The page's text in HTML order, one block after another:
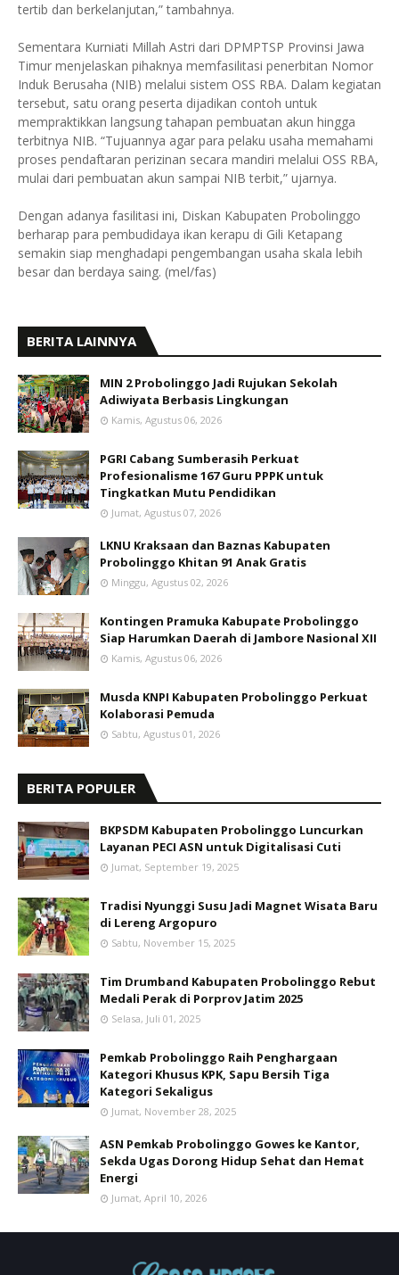
tertib dan berkelanjutan,” tambahnya.
Sementara Kurniati Millah Astri dari DPMPTSP Provinsi Jawa
Timur menjelaskan pihaknya memfasilitasi penerbitan Nomor
Induk Berusaha (NIB) melalui sistem OSS RBA. Dalam kegiatan
tersebut, satu orang peserta dijadikan contoh untuk
mempraktikkan langsung tahapan pembuatan akun hingga
terbitnya NIB. “Tujuannya agar para pelaku usaha memahami
proses pendaftaran perizinan secara mandiri melalui OSS RBA,
mulai dari pembuatan akun sampai NIB terbit,” ujarnya.
Dengan adanya fasilitasi ini, Diskan Kabupaten Probolinggo
berharap para pembudidaya ikan kerapu di Gili Ketapang
semakin siap menghadapi pengembangan usaha skala lebih
besar dan berdaya saing. (mel/fas)
BERITA LAINNYA
MIN 2 Probolinggo Jadi Rujukan Sekolah
Adiwiyata Berbasis Lingkungan
Kamis, Agustus 06, 2026
PGRI Cabang Sumberasih Perkuat
Profesionalisme 167 Guru PPPK untuk
Tingkatkan Mutu Pendidikan
Jumat, Agustus 07, 2026
LKNU Kraksaan dan Baznas Kabupaten
Probolinggo Khitan 91 Anak Gratis
Minggu, Agustus 02, 2026
Kontingen Pramuka Kabupate Probolinggo
Siap Harumkan Daerah di Jambore Nasional XII
Kamis, Agustus 06, 2026
Musda KNPI Kabupaten Probolinggo Perkuat
Kolaborasi Pemuda
Sabtu, Agustus 01, 2026
BERITA POPULER
BKPSDM Kabupaten Probolinggo Luncurkan
Layanan PECI ASN untuk Digitalisasi Cuti
Jumat, September 19, 2025
Tradisi Nyunggi Susu Jadi Magnet Wisata Baru
di Lereng Argopuro
Sabtu, November 15, 2025
Tim Drumband Kabupaten Probolinggo Rebut
Medali Perak di Porprov Jatim 2025
Selasa, Juli 01, 2025
Pemkab Probolinggo Raih Penghargaan
Kategori Khusus KPK, Sapu Bersih Tiga
Kategori Sekaligus
Jumat, November 28, 2025
ASN Pemkab Probolinggo Gowes ke Kantor,
Sekda Ugas Dorong Hidup Sehat dan Hemat
Energi
Jumat, April 10, 2026